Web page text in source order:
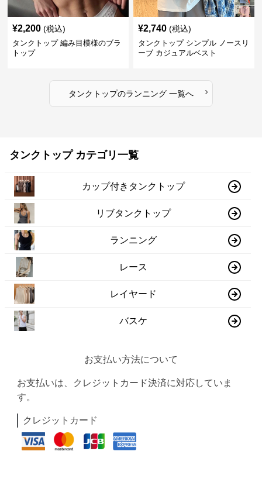
¥2,200 (税込)
タンクトップ 編み目模様のブラ
トップ
¥2,740 (税込)
タンクトップ シンプル ノースリ
ーブ カジュアルベスト
タンクトップのランニング 一覧へ ›
タンクトップ カテゴリ一覧
カップ付きタンクトップ
リブタンクトップ
ランニング
レース
レイヤード
バスケ
お支払い方法について
お支払いは、クレジットカード決済に対応していま
す。
クレジットカード